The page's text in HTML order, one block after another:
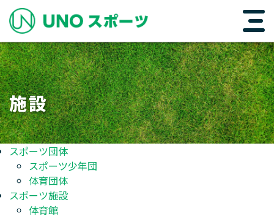
コンテンツへスキップ
メインナビゲーション
施設
スポーツ団体
スポーツ少年団
体育団体
スポーツ施設
体育館